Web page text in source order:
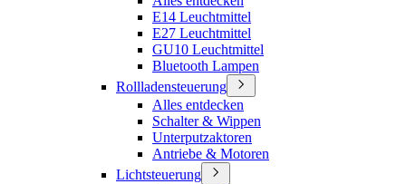
E14 Leuchtmittel
E27 Leuchtmittel
GU10 Leuchtmittel
Bluetooth Lampen
Rollladensteuerung
Alles entdecken
Schalter & Wippen
Unterputzaktoren
Antriebe & Motoren
Lichtsteuerung